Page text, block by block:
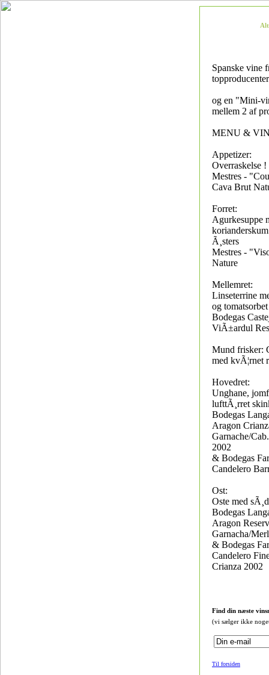
Spanske vine
topproducenter
og en "Mini-
mellem 2 af
MENU &
Appetizer:
Overraskelse !
Mestres -
Cava Brut
Forret:
Agurkesuppe
Ã¸sters
Mestres -
Nature
Mellemret:
Linseterrine
og tomatsorbet
Bodegas
ViÃ±ardul
Mund frisker:
med kvÃ¦rnet
Hovedret:
Unghane,
lufttÃ¸rret
Bodegas
Aragon
Garnache/
2002
& Bodegas
Candelero
Ost:
Oste med
Bodegas
Aragon
Garnacha/
& Bodegas
Candelero
Crianza 2002
Find din næste
(vi sælger ikke
Til forsiden